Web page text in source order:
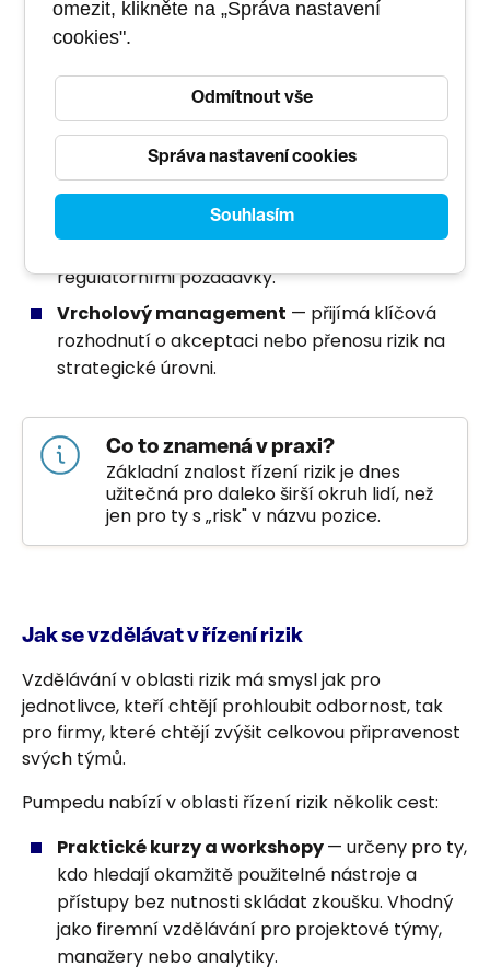
Projektoví a programoví manažeři
IT manažeři a bezpečnostní specialisté—
zaměřují se na technologická a kybernetická
rizika.
Interní auditoři a compliance specialisté
regulatorními požadavky.
Vrcholový management — přijímá klíčová
rozhodnutí o akceptaci nebo přenosu rizik na
strategické úrovni.
Co to znamená v praxi?
Základní znalost řízení rizik je dnes
užitečná pro daleko širší okruh lidí, než
jen pro ty s „risk" v názvu pozice.
Jak se vzdělávat v řízení rizik
Vzdělávání v oblasti rizik má smysl jak pro
jednotlivce, kteří chtějí prohloubit odbornost, tak
pro firmy, které chtějí zvýšit celkovou připravenost
svých týmů.
Pumpedu nabízí v oblasti řízení rizik několik cest:
Praktické kurzy a workshopy— určeny pro ty,
kdo hledají okamžitě použitelné nástroje a
přístupy bez nutnosti skládat zkoušku. Vhodný
jako firemní vzdělávání pro projektové týmy,
manažery nebo analytiky.
omezit, klikněte na „Správa nastavení
cookies".
Správa nastavení cookies
Odmítnout vše
Souhlasím